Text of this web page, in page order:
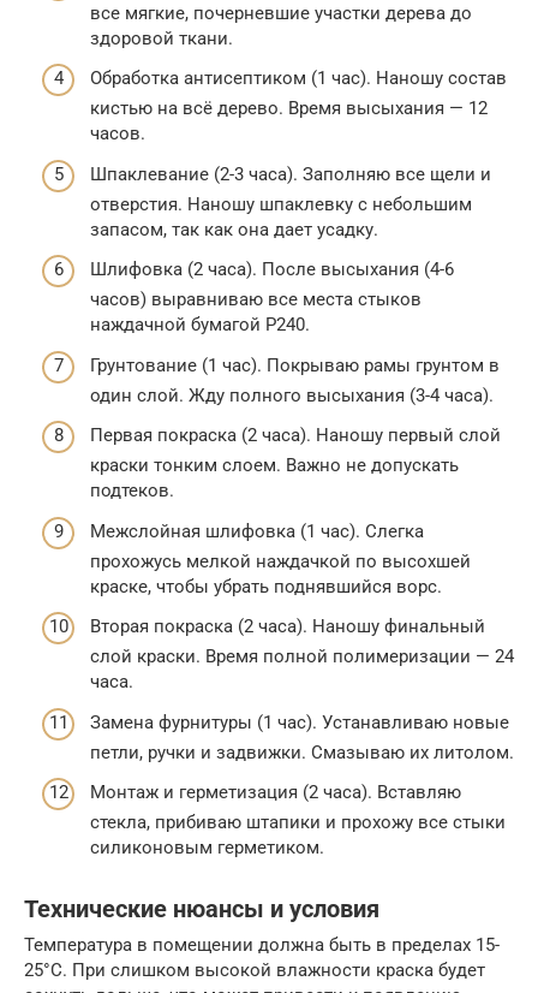
все мягкие, почерневшие участки дерева до
здоровой ткани.
Обработка антисептиком (1 час). Наношу состав
кистью на всё дерево. Время высыхания — 12
часов.
Шпаклевание (2-3 часа). Заполняю все щели и
отверстия. Наношу шпаклевку с небольшим
запасом, так как она дает усадку.
Шлифовка (2 часа). После высыхания (4-6
часов) выравниваю все места стыков
наждачной бумагой P240.
Грунтование (1 час). Покрываю рамы грунтом в
один слой. Жду полного высыхания (3-4 часа).
Первая покраска (2 часа). Наношу первый слой
краски тонким слоем. Важно не допускать
подтеков.
Межслойная шлифовка (1 час). Слегка
прохожусь мелкой наждачкой по высохшей
краске, чтобы убрать поднявшийся ворс.
Вторая покраска (2 часа). Наношу финальный
слой краски. Время полной полимеризации — 24
часа.
Замена фурнитуры (1 час). Устанавливаю новые
петли, ручки и задвижки. Смазываю их литолом.
Монтаж и герметизация (2 часа). Вставляю
стекла, прибиваю штапики и прохожу все стыки
силиконовым герметиком.
Технические нюансы и условия
Температура в помещении должна быть в пределах 15-
25°C. При слишком высокой влажности краска будет